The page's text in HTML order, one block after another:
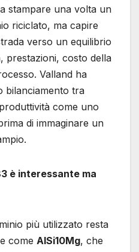
stampare una volta un
riciclato, ma capire
verso un equilibrio
prestazioni, costo della
Valland ha
bilanciamento tra
come uno
di immaginare un
è interessante ma
più utilizzato resta
come AlSi10Mg, che